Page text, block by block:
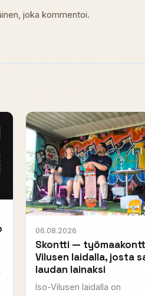
joka kommentoi.
06.08.2026
Skontti —
Vilusen laidalla, josta
laudan lainaksi
Iso-Vilusen laidalla on